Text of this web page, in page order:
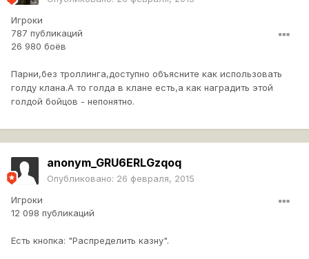
Игроки
787 публикаций
26 980 боёв
Парни,без троллинга,доступно объясните как использовать
голду клана.А то голда в клане есть,а как наградить этой
голдой бойцов - непонятно.
anonym_GRU6ERLGzqoq
Опубликовано: 26 февраля, 2015
Игроки
12 098 публикаций
Есть кнопка: "Распределить казну".